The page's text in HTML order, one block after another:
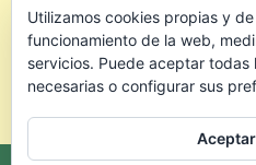
Utilizamos cookies propias y
funcionamiento de la web,
servicios. Puede aceptar todas
necesarias o configurar sus